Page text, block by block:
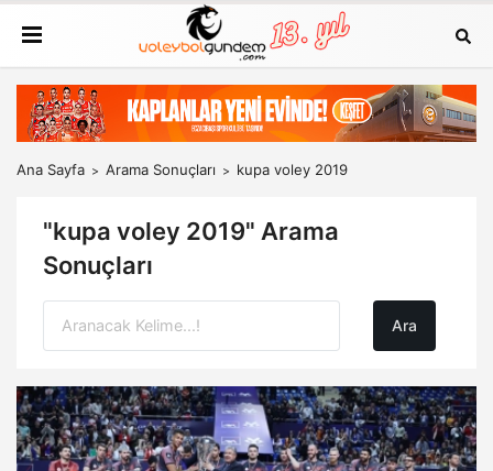
Ana Sayfa Arama Sonuçları kupa voley 2019
"kupa voley 2019" Arama
Sonuçları